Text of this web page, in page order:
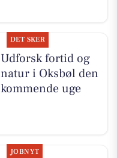
DET SKER
Udforsk fortid og
natur i Oksbøl den
kommende uge
JOBNYT